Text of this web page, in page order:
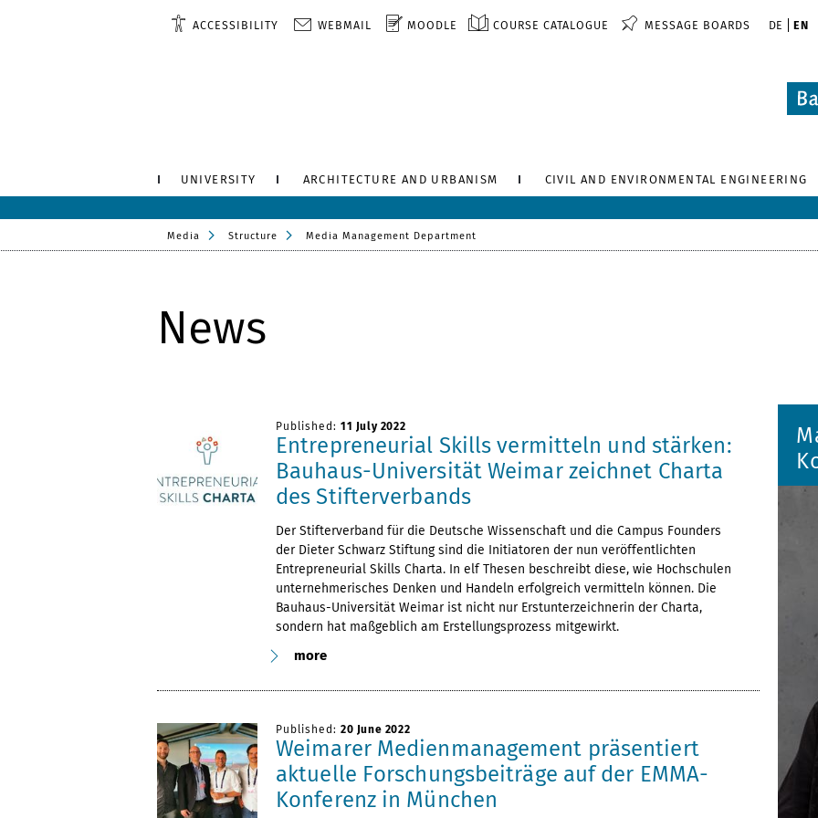
ACCESSIBILITY WEBMAIL MOODLE COURSE CATALOGUE MESSAGE BOARDS DE EN
UNIVERSITY ARCHITECTURE AND URBANISM CIVIL AND ENVIRONMENTAL ENGINEERING
Media Structure Media Management Department
News
Published: 11 July 2022
Entrepreneurial Skills vermitteln und stärken:
Bauhaus-Universität Weimar zeichnet Charta
des Stifterverbands
Der Stifterverband für die Deutsche Wissenschaft und die Campus Founders
der Dieter Schwarz Stiftung sind die Initiatoren der nun veröffentlichten
Entrepreneurial Skills Charta. In elf Thesen beschreibt diese, wie Hochschulen
unternehmerisches Denken und Handeln erfolgreich vermitteln können. Die
Bauhaus-Universität Weimar ist nicht nur Erstunterzeichnerin der Charta,
sondern hat maßgeblich am Erstellungsprozess mitgewirkt.
more
Published: 20 June 2022
Weimarer Medienmanagement präsentiert
aktuelle Forschungsbeiträge auf der EMMA-
Konferenz in München